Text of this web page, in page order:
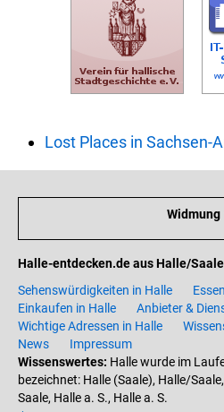
Lost Places in Sachsen-
Halle-entdecken.de aus Halle/Saale
Sehenswürdigkeiten in Halle
Einkaufen in Halle
Anbieter &
Wichtige Adressen in Halle
News
Impressum
Wissenswertes: Halle wurde im
bezeichnet: Halle (Saale), Halle/
Saale, Halle a. S., Halle a. S.